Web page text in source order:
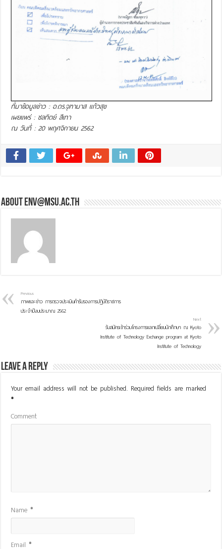
ที่มาข้อมูลข่าว : อ.ดร.จุฑามาส แก้วสุข
เผยแพร่ : ชลทิตย์ สีเทา
ณ วันที่ : 20 พฤศจิกายน 2562
About env@msu.ac.th
Previous
ภาพและข่าว การตรวจประเมินคำรับรองการปฏิบัติราชการ
ประจำปีงบประมาณ 2562
Next
รับสมัครเข้าร่วมโครงการแลกเปลี่ยนนักศึกษา ณ Kyoto
Institute of Technology Exchange program at Kyoto
Institute of Technology
Leave a Reply
Your email address will not be published. Required fields are marked
*
Comment
Name*
Email*